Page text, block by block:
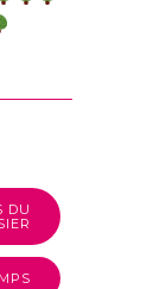
DU